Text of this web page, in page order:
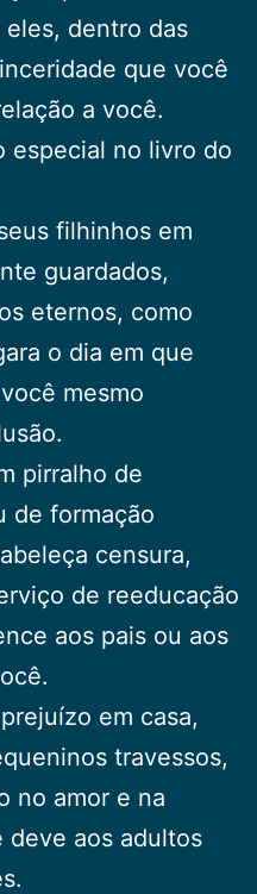
dentro das
que você
a você.
especial no livro do
filhinhos em
guardados,
eternos, como
o dia em que
mesmo
pirralho de
de formação
censura,
de reeducação
aos pais ou aos
em casa,
travessos,
no amor e na
deve aos adultos